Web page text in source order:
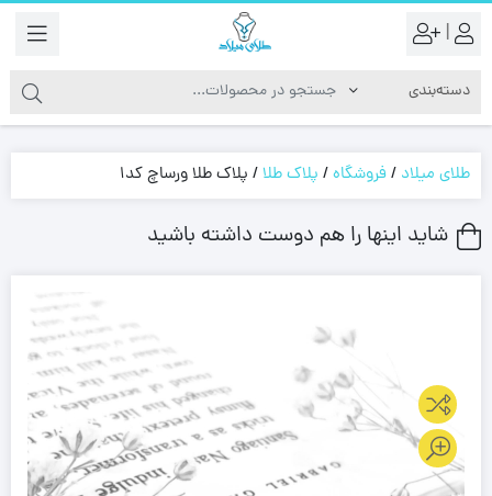
|
طلای میلاد /فروشگاه/ پلاک طلا/ پلاک طلا ورساچ کد1
شاید اینها را هم دوست داشته باشید